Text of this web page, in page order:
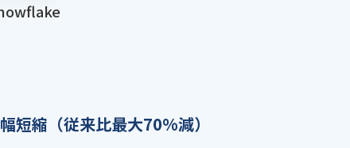
短縮（従来比最大70%減）